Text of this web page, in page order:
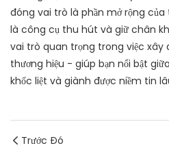
đóng vai trò là phần mở rộng
là công cụ thu hút và giữ chân
vai trò quan trọng trong việc xây
thương hiệu - giúp bạn nổi bật
khốc liệt và giành được niềm tin
Trước Đó